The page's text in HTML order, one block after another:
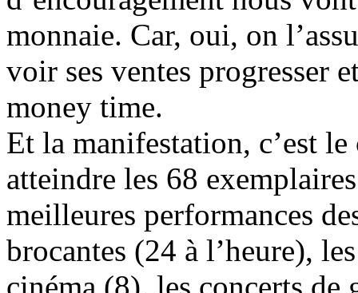
monnaie. Car, oui, on
voir ses ventes progresser
money time.
Et la manifestation, c’est
atteindre les 68
meilleures performances
brocantes (24 à l’heure),
cinéma (8), les concerts de